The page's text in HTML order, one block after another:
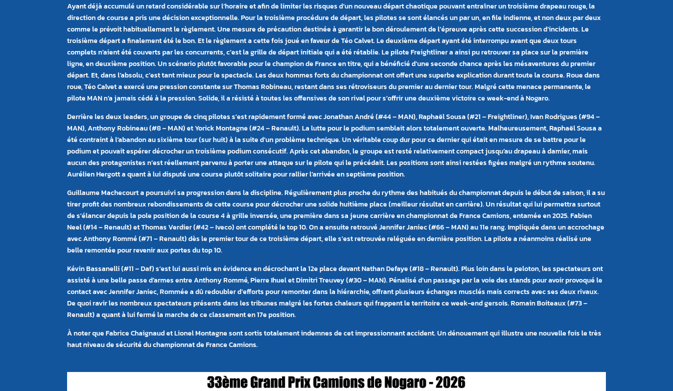
Ayant déjà accumulé un retard considérable sur l’horaire et afin de limiter les risques d’un nouveau départ chaotique pouvant entraîner un troisième drapeau rouge, la
direction de course a pris une décision exceptionnelle. Pour la troisième procédure de départ, les pilotes se sont élancés un par un, en file indienne, et non deux par deux
comme le prévoit habituellement le règlement. Une mesure de précaution destinée à garantir le bon déroulement de l’épreuve après cette succession d’incidents. Le
troisième départ a finalement été le bon. Et le règlement a cette fois joué en faveur de Téo Calvet. Le deuxième départ ayant été interrompu avant que deux tours
complets n’aient été couverts par les concurrents, c’est la grille de départ initiale qui a été rétablie. Le pilote Freightliner a ainsi pu retrouver sa place sur la première
ligne, en deuxième position. Un scénario plutôt favorable pour le champion de France en titre, qui a bénéficié d’une seconde chance après les mésaventures du premier
départ. Et, dans l’absolu, c’est tant mieux pour le spectacle. Les deux hommes forts du championnat ont offert une superbe explication durant toute la course. Roue dans
roue, Téo Calvet a exercé une pression constante sur Thomas Robineau, restant dans ses rétroviseurs du premier au dernier tour. Malgré cette menace permanente, le
pilote MAN n’a jamais cédé à la pression. Solide, il a résisté à toutes les offensives de son rival pour s’offrir une deuxième victoire ce week-end à Nogaro.
Derrière les deux leaders, un groupe de cinq pilotes s’est rapidement formé avec Jonathan André (#44 – MAN), Raphaël Sousa (#21 – Freightliner), Ivan Rodrigues (#94 –
MAN), Anthony Robineau (#8 – MAN) et Yorick Montagne (#24 – Renault). La lutte pour le podium semblait alors totalement ouverte. Malheureusement, Raphaël Sousa a
été contraint à l’abandon au sixième tour (sur huit) à la suite d’un problème technique. Un véritable coup dur pour ce dernier qui était en mesure de se battre pour le
podium et pouvait espérer décrocher un troisième podium consécutif. Après cet abandon, le groupe est resté relativement compact jusqu’au drapeau à damier, mais
aucun des protagonistes n’est réellement parvenu à porter une attaque sur le pilote qui le précédait. Les positions sont ainsi restées figées malgré un rythme soutenu.
Aurélien Hergott a quant à lui disputé une course plutôt solitaire pour rallier l’arrivée en septième position.
Guillaume Machecourt a poursuivi sa progression dans la discipline. Régulièrement plus proche du rythme des habitués du championnat depuis le début de saison, il a su
tirer profit des nombreux rebondissements de cette course pour décrocher une solide huitième place (meilleur résultat en carrière). Un résultat qui lui permettra surtout
de s’élancer depuis la pole position de la course 4 à grille inversée, une première dans sa jeune carrière en championnat de France Camions, entamée en 2025. Fabien
Neel (#14 – Renault) et Thomas Verdier (#42 – Iveco) ont complété le top 10. On a ensuite retrouvé Jennifer Janiec (#66 – MAN) au 11e rang. Impliquée dans un accrochage
avec Anthony Rommé (#71 – Renault) dès le premier tour de ce troisième départ, elle s’est retrouvée reléguée en dernière position. La pilote a néanmoins réalisé une
belle remontée pour revenir aux portes du top 10.
Kévin Bassanelli (#11 – Daf) s’est lui aussi mis en évidence en décrochant la 12e place devant Nathan Defaye (#18 – Renault). Plus loin dans le peloton, les spectateurs ont
assisté à une belle passe d’armes entre Anthony Rommé, Pierre Ihuel et Dimitri Treuvey (#30 – MAN). Pénalisé d’un passage par la voie des stands pour avoir provoqué le
contact avec Jennifer Janiec, Rommée a dû redoubler d’efforts pour remonter dans la hiérarchie, offrant plusieurs échanges musclés mais corrects avec ses deux rivaux.
De quoi ravir les nombreux spectateurs présents dans les tribunes malgré les fortes chaleurs qui frappent le territoire ce week-end gersois. Romain Boiteaux (#73 –
Renault) a quant à lui fermé la marche de ce classement en 17e position.
À noter que Fabrice Chaignaud et Lionel Montagne sont sortis totalement indemnes de cet impressionnant accident. Un dénouement qui illustre une nouvelle fois le très
haut niveau de sécurité du championnat de France Camions.